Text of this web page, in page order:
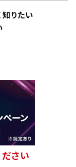
知りたい
さい